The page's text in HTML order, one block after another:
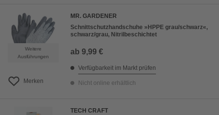
Weitere
Ausführungen
Merken
MR. GARDENER
Schnittschutzhandschuhe »HPPE grau/schwarz«,
schwarz/grau, Nitrilbeschichtet
ab 9,99 €
Verfügbarkeit im Markt prüfen
Nicht online erhältlich
TECH CRAFT